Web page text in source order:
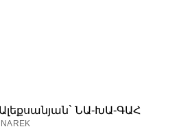
Ալեքսանյան` ՆԱ-ԽԱ-ԳԱՀ